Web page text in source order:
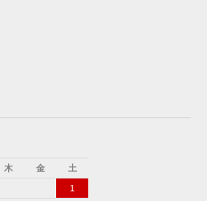
木 金 土
1